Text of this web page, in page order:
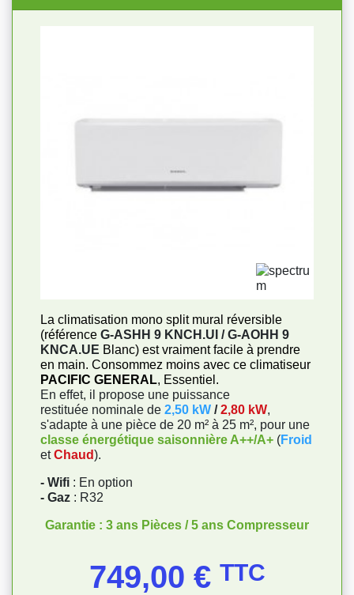
La climatisation mono split mural réversible
(référence G-ASHH 9 KNCH.UI / G-AOHH 9
KNCA.UE Blanc) est vraiment facile à prendre
en main. Consommez moins avec ce climatiseur
PACIFIC GENERAL, Essentiel.
En effet, il propose une puissance
restituée nominale de 2,50 kW /2,80 kW,
s'adapte à une pièce de 20 m² à 25 m², pour une
classe énergétique saisonnière A++/A+ (Froid
etChaud).
- Wifi : En option
- Gaz : R32
Garantie : 3 ans Pièces / 5 ans Compresseur
749,00 € TTC